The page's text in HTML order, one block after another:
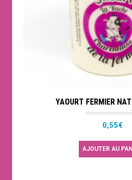
YAOURT FERMIER
0,55€
AJOUTER AU